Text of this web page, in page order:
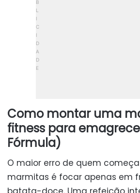
Como montar uma
fitness para
Fórmula)
O maior erro de quem
marmitas é focar apenas em